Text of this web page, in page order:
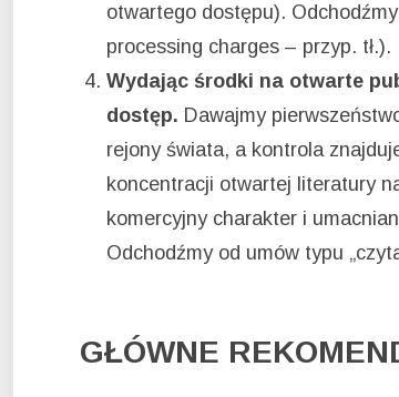
otwartego dostępu).
processing charges – przyp. tł.).
Wydając środki na otwarte
dostęp. Dawajmy
rejony świata, a kontrola
koncentracji otwartej literatury
komercyjny charakter i
Odchodźmy od umów typu
GŁÓWNE